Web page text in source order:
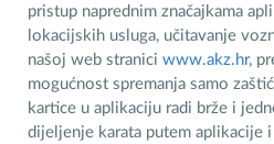
pristup naprednim značajkama
lokacijskih usluga, učitavanje
našoj web stranici www.akz.hr,
mogućnost spremanja samo
kartice u aplikaciju radi brže i
dijeljenje karata putem aplikacije i